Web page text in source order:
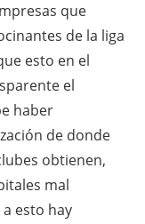
que
de la liga
esto en el
el
haber
de donde
obtienen,
mal
esto hay